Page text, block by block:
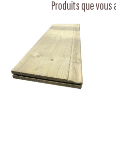
Produits que vous